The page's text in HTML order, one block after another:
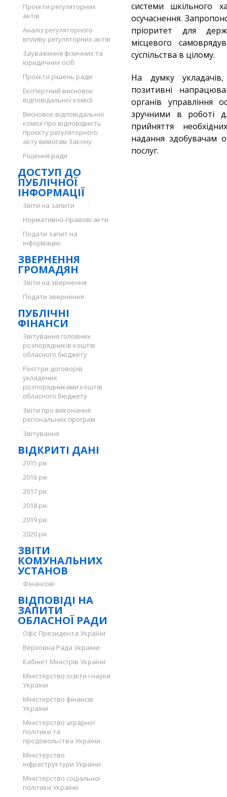
Проєкти регуляторних
актів
Аналіз регуляторного
впливу регуляторних актів
Зауваження фізичних та
юридичних осіб
Проєкти рішень ради
Експертний висновок
відповідальної комісії
Висновок відповідальної
комісії про відповідність
проєкту регуляторного
акту вимогам Закону
Рішення ради
ДОСТУП ДО
ПУБЛІЧНОЇ
ІНФОРМАЦІЇ
Звіти на запити
Нормативно-правові акти
Подати запит на
інформацію
ЗВЕРНЕННЯ
ГРОМАДЯН
Звіти на звернення
Подати звернення
ПУБЛІЧНІ
ФІНАНСИ
Звітування головних
розпорядників коштів
обласного бюджету
Реєстри договорів
укладених
розпорядниками коштів
обласного бюджету
Звіти про виконання
регіональних програм
Звітування
ВІДКРИТІ ДАНІ
2015 рік
2016 рік
2017 рік
2018 рік
2019 рік
2020 рік
ЗВІТИ
КОМУНАЛЬНИХ
УСТАНОВ
Фінансові
ВІДПОВІДІ НА
ЗАПИТИ
ОБЛАСНОЇ РАДИ
Офіс Президента України
Верховна Рада України:
Кабінет Міністрів України
Міністерство освіти і науки
України
Міністерство фінансів
України
Міністерство аграрної
політики та
продовольства України
Міністерство
інфраструктури України
Міністерство соціальної
політики України
системи шкільного
осучаснення.
пріоритет для
місцевого
суспільства в цілому.
На думку
позитивні
органів управління
зручними в роботі
прийняття
надання здобувачам
послуг.